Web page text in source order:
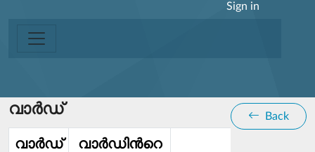
Sign in
വാര്‍ഡ് Back
വാര്‍ഡ്‌
വാര്‍ഡിൻറെ